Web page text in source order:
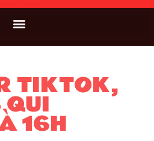
TIKTOK,
QUI
16H